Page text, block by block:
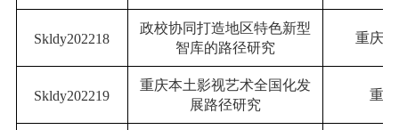
Skldy202218
政校协同打造地区特色新型
智库的路径研究
重庆
Skldy202219
重庆本土影视艺术全国化发
展路径研究
重